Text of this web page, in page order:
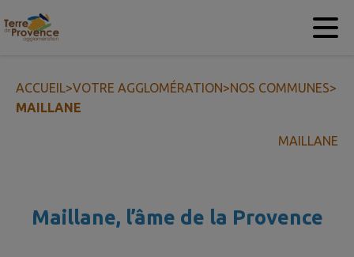
Contenu
ACCUEIL>VOTRE AGGLOMÉRATION>NOS COMMUNES>
MAILLANE
MAILLANE
Maillane, l’âme de la Provence